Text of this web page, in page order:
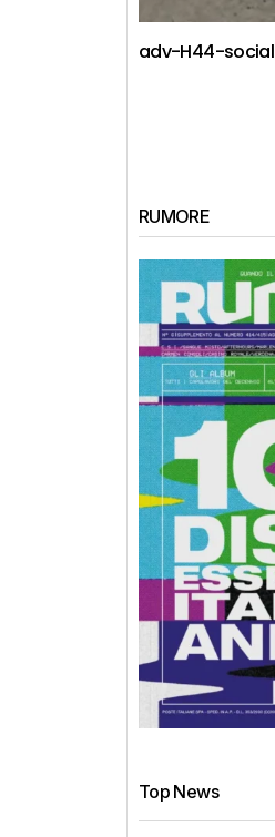
adv-H44-social
RUMORE
Top News